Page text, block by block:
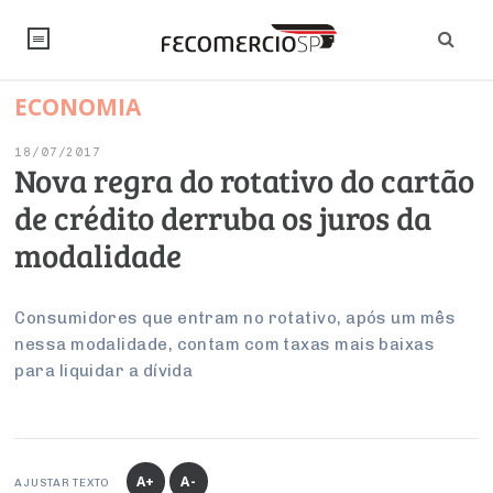
NOTÍCIAS
Artigos
Institucional
PROJETOS ESPECIAIS:
UM BRASIL
Economia
Pesquisas
Internacional
Inteligência Artificial
Trabalho
Empresas
Varejo
ESG
Últimas Notícias
PESQUISAS
INSTITUCIONAL
Sobre
Negociações Coletivas
Conselho de Turismo
Conselho de Emprego e Relações do Trabalho
EMPRESAS
ECONOMIA
18/07/2017
Nova regra do rotativo do cartão
de crédito derruba os juros da
modalidade
Consumidores que entram no rotativo, após um mês
nessa modalidade, contam com taxas mais baixas
para liquidar a dívida
AJUSTAR TEXTO A+ A-